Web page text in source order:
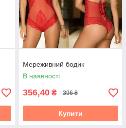
Мереживний бодик
В наявності
356,40 ₴ 396 ₴
Купити